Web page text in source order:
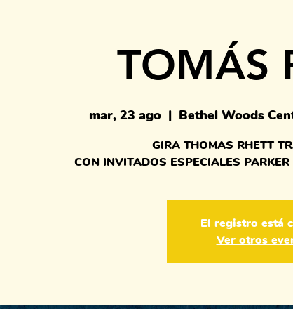
TOMÁS
mar, 23 ago
  |
Bethel Woods
GIRA THOMAS RHETT
CON INVITADOS ESPECIALES
El registro está
Ver otros